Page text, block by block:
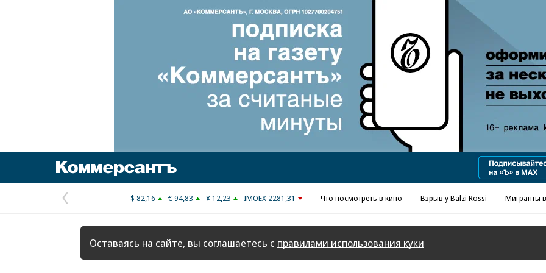
Реклама в «Ъ» www.kommersant.ru/ad
Предыдущая
страница
$ 82,16 € 94,83 ¥ 12,23 IMOEX 2281,31 Что посмотреть в кино Взрыв у Balzi Rossi Мигранты
Оставаясь на сайте, вы соглашаетесь с правилами использования куки